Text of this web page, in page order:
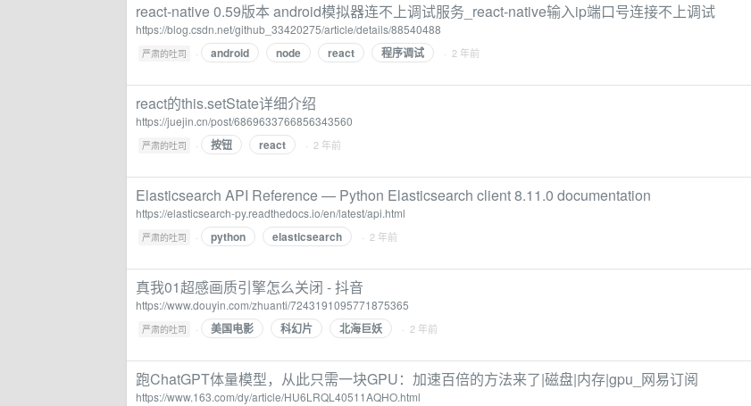
react-native 0.59版本 android模拟器连不上调试服务_react-native输入ip端口号连接不上调试
https://blog.csdn.net/github_33420275/article/details/88540488
严肃的吐司 · android node react 程序调试 · 2 年前
react的this.setState详细介绍
https://juejin.cn/post/6869633766856343560
严肃的吐司 · 按钮 react · 2 年前
Elasticsearch API Reference — Python Elasticsearch client 8.11.0 documentation
https://elasticsearch-py.readthedocs.io/en/latest/api.html
严肃的吐司 · python elasticsearch · 2 年前
真我01超感画质引擎怎么关闭 - 抖音
https://www.douyin.com/zhuanti/7243191095771875365
严肃的吐司 · 美国电影 科幻片 北海巨妖 · 2 年前
跑ChatGPT体量模型，从此只需一块GPU：加速百倍的方法来了|磁盘|内存|gpu_网易订阅
https://www.163.com/dy/article/HU6LRQL40511AQHO.html